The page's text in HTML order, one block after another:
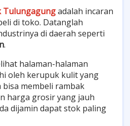
Tulungagungadalah incaran
di toko. Datanglah
di daerah seperti
.
halaman-halaman
oleh kerupuk kulit yang
bisa membeli rambak
harga grosir yang jauh
dijamin dapat stok paling